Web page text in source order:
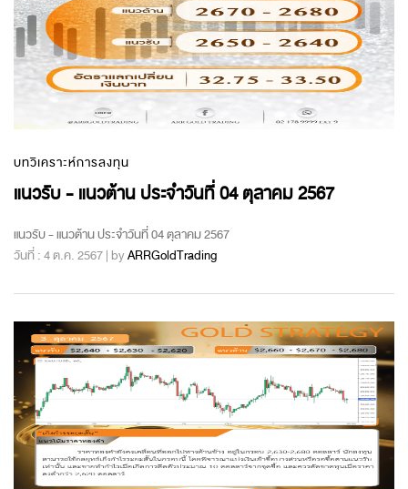
บทวิเคราะห์การลงทุน
แนวรับ - แนวต้าน ประจำวันที่ 04 ตุลาคม 2567
แนวรับ - แนวต้าน ประจำวันที่ 04 ตุลาคม 2567
วันที่ : 4 ต.ค. 2567 | byARRGoldTrading